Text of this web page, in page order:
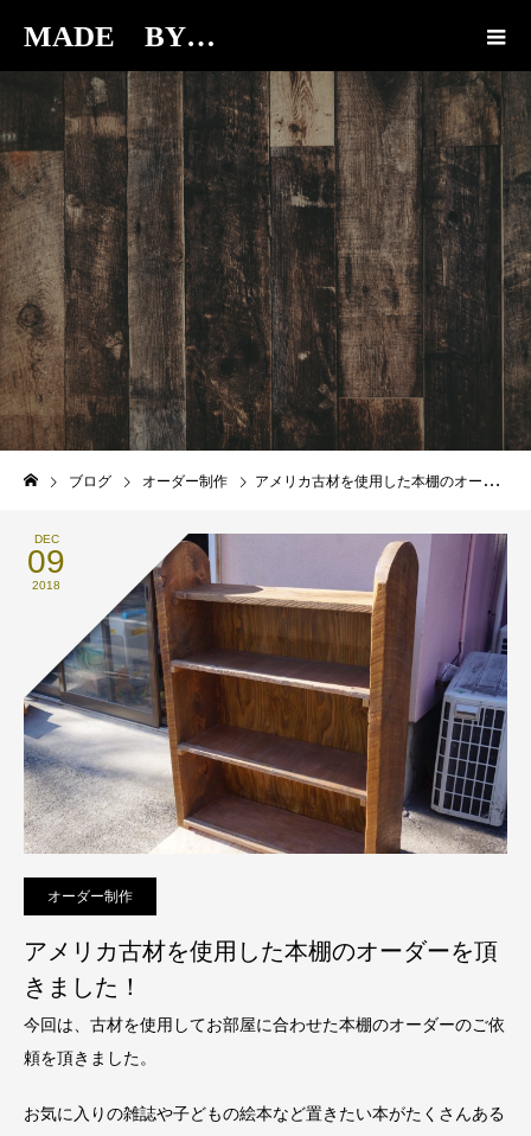
MADE BY…
BLOG
ブログ オーダー制作 アメリカ古材を使用した本棚のオーダーを頂きました！
DEC
09
2018
オーダー制作
アメリカ古材を使用した本棚のオーダーを頂
きました！
今回は、古材を使用してお部屋に合わせた本棚のオーダーのご依
頼を頂きました。
お気に入りの雑誌や子どもの絵本など置きたい本がたくさんある